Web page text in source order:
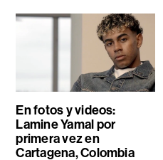
En fotos y videos:
Lamine Yamal por
primera vez en
Cartagena, Colombia